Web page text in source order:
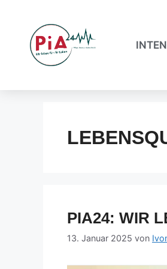
PIA24: WIR
13. Januar 2025 von